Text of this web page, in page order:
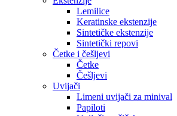
Lemilice
Keratinske ekstenzije
Sintetičke ekstenzije
Sintetički repovi
Četke i češljevi
Četke
Češljevi
Uvijači
Limeni uvijači za minival
Papiloti